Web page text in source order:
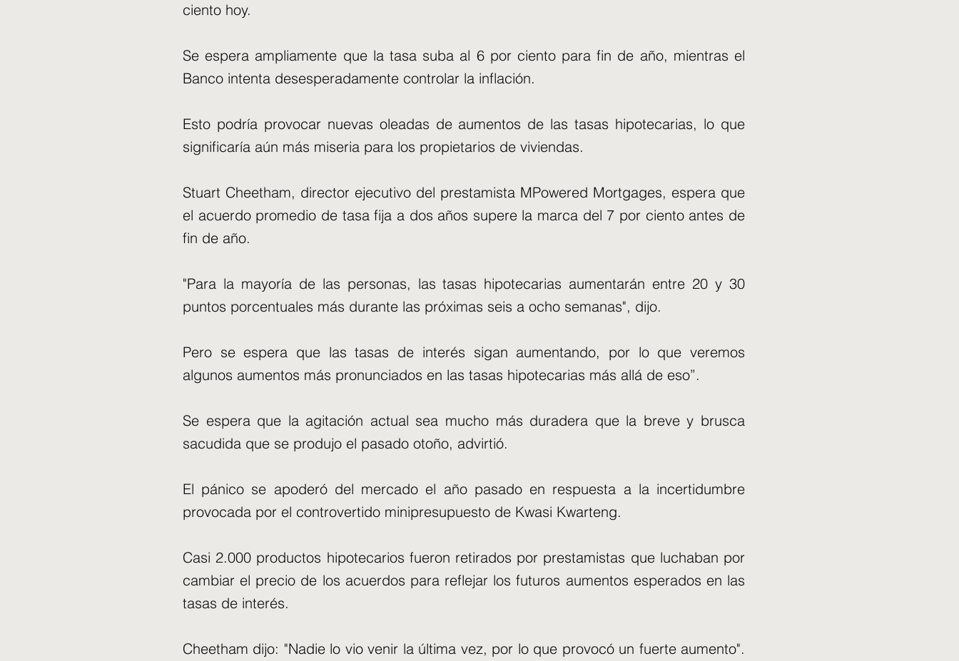
ciento hoy.
Se espera ampliamente que la tasa suba al 6 por ciento para fin de año, mientras el
Banco intenta desesperadamente controlar la inflación.
Esto podría provocar nuevas oleadas de aumentos de las tasas hipotecarias, lo que
significaría aún más miseria para los propietarios de viviendas.
Stuart Cheetham, director ejecutivo del prestamista MPowered Mortgages, espera que
el acuerdo promedio de tasa fija a dos años supere la marca del 7 por ciento antes de
fin de año.
"Para la mayoría de las personas, las tasas hipotecarias aumentarán entre 20 y 30
puntos porcentuales más durante las próximas seis a ocho semanas", dijo.
Pero se espera que las tasas de interés sigan aumentando, por lo que veremos
algunos aumentos más pronunciados en las tasas hipotecarias más allá de eso”.
Se espera que la agitación actual sea mucho más duradera que la breve y brusca
sacudida que se produjo el pasado otoño, advirtió.
El pánico se apoderó del mercado el año pasado en respuesta a la incertidumbre
provocada por el controvertido minipresupuesto de Kwasi Kwarteng.
Casi 2.000 productos hipotecarios fueron retirados por prestamistas que luchaban por
cambiar el precio de los acuerdos para reflejar los futuros aumentos esperados en las
tasas de interés.
Cheetham dijo: "Nadie lo vio venir la última vez, por lo que provocó un fuerte aumento".